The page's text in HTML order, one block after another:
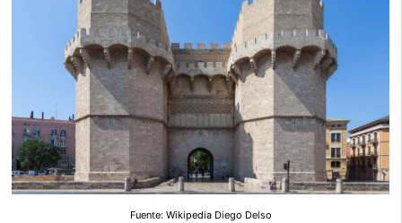
Fuente: Wikipedia Diego Delso